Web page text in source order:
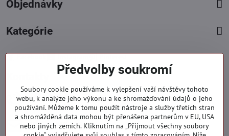
Objednávky
Kategórie
+421 919 060 751
Pondělí - Pátek : 09:00 - 15:00 hod.
info​@everlady​.eu
Non stop ( 24/7 )
Předvolby soukromí
Soubory cookie používáme k vylepšení vaší návštěvy tohoto
webu, k analýze jeho výkonu a ke shromažďování údajů o jeho
používání. Můžeme k tomu použít nástroje a služby třetích stran
a shromážděná data mohou být přenášena partnerům v EU, USA
nebo jiných zemích. Kliknutím na „Přijmout všechny soubory